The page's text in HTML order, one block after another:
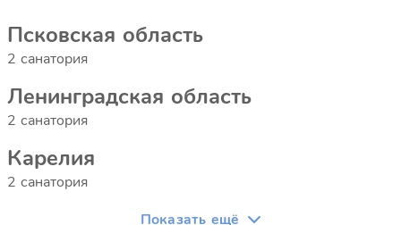
Псковская область
2 санатория
Ленинградская область
2 санатория
Карелия
2 санатория
Показать ещё